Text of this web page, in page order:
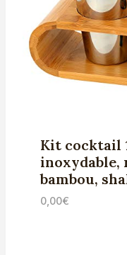
Kit cocktail
inoxydable,
bambou,
0,00€